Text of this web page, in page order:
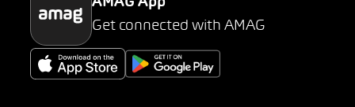
AMAG App
Get connected with AMAG